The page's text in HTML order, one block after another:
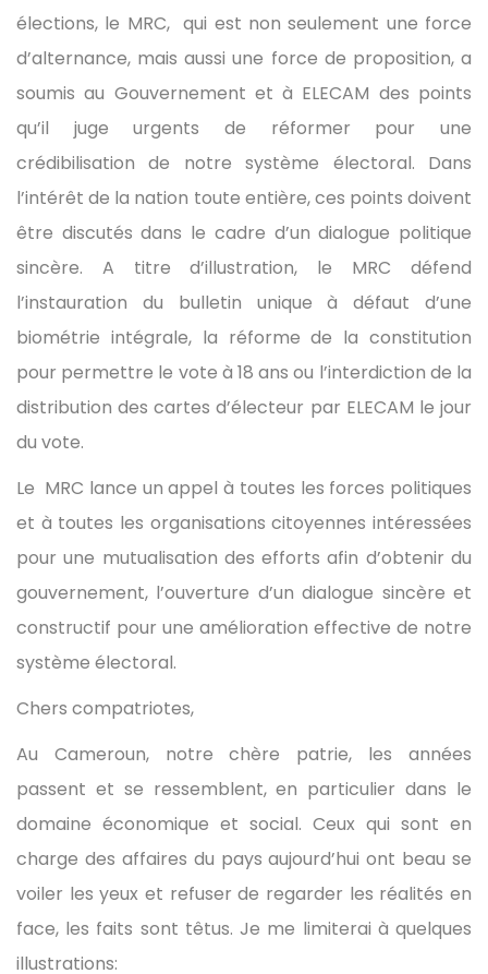
élections, le MRC, qui est non seulement une force
d’alternance, mais aussi une force de proposition, a
soumis au Gouvernement et à ELECAM des points
qu’il juge urgents de réformer pour une
crédibilisation de notre système électoral. Dans
l’intérêt de la nation toute entière, ces points doivent
être discutés dans le cadre d’un dialogue politique
sincère. A titre d’illustration, le MRC défend
l’instauration du bulletin unique à défaut d’une
biométrie intégrale, la réforme de la constitution
pour permettre le vote à 18 ans ou l’interdiction de la
distribution des cartes d’électeur par ELECAM le jour
du vote.
Le MRC lance un appel à toutes les forces politiques
et à toutes les organisations citoyennes intéressées
pour une mutualisation des efforts afin d’obtenir du
gouvernement, l’ouverture d’un dialogue sincère et
constructif pour une amélioration effective de notre
système électoral.
Chers compatriotes,
Au Cameroun, notre chère patrie, les années
passent et se ressemblent, en particulier dans le
domaine économique et social. Ceux qui sont en
charge des affaires du pays aujourd’hui ont beau se
voiler les yeux et refuser de regarder les réalités en
face, les faits sont têtus. Je me limiterai à quelques
illustrations: